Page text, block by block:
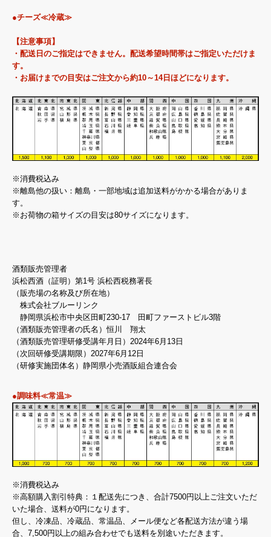
●チーズ≪冷蔵≫
【注意事項】
・配送日のご指定はできません。配送希望時間帯はご指定いただけま
す。
・お届けまでの目安はご注文から約10～14日ほどになります。
※消費税込み
※離島他の扱い：離島・一部地域は追加送料がかかる場合がありま
す。
※お荷物の箱サイズの目安は80サイズになります。
酒類販売管理者
浜松西酒（証明）第1号 浜松西税務署長
（販売場の名称及び所在地）
株式会社ブルーリンク
静岡県浜松市中央区田町230-17 田町ファーストビル3階
（酒類販売管理者の氏名）恒川 翔太
（酒類販売管理研修受講年月日）2024年6月13日
（次回研修受講期限）2027年6月12日
（研修実施団体名）静岡県小売酒販組合連合会
●調味料≪常温≫
※消費税込み
※高額購入割引特典：１配送先につき、合計7500円以上ご注文いただ
いた場合、送料が0円になります。
但し、冷凍品、冷蔵品、常温品、メール便など各配送方法が違う場
合、7,500円以上の組み合わせでも送料を別途いただきます。